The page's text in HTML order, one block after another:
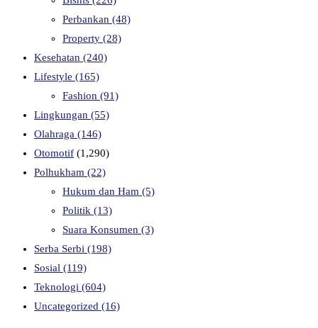
Perbankan (48)
Property (28)
Kesehatan (240)
Lifestyle (165)
Fashion (91)
Lingkungan (55)
Olahraga (146)
Otomotif (1,290)
Polhukham (22)
Hukum dan Ham (5)
Politik (13)
Suara Konsumen (3)
Serba Serbi (198)
Sosial (119)
Teknologi (604)
Uncategorized (16)